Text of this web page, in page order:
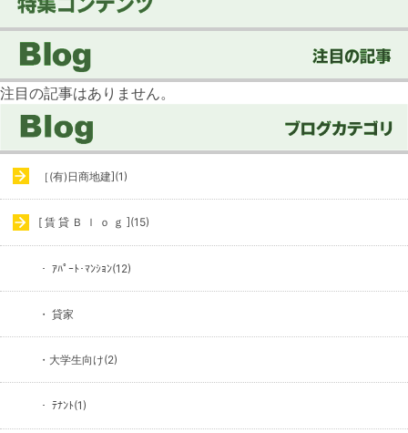
注目の記事はありません。
［(有)日商地建](1)
[ 賃 貸 Ｂ ｌ ｏ ｇ ](15)
・ ｱﾊﾟｰﾄ･ﾏﾝｼｮﾝ(12)
・ 貸家
・大学生向け(2)
・ ﾃﾅﾝﾄ(1)